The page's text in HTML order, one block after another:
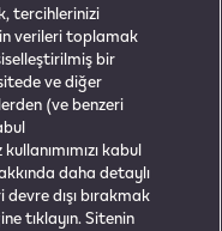
tercihlerinizi
verileri toplamak
bir
ve diğer
(ve benzeri
kabul
daha detaylı
dışı bırakmak
tıklayın. Sitenin